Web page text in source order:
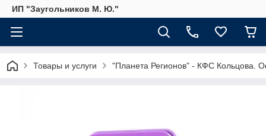
ИП "Заугольников М. Ю."
Товары и услуги "Планета Регионов" - КФС Кольцова.